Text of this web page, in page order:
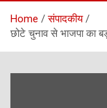
Home
संपादकीय
छोटे चुनाव से भाजपा का